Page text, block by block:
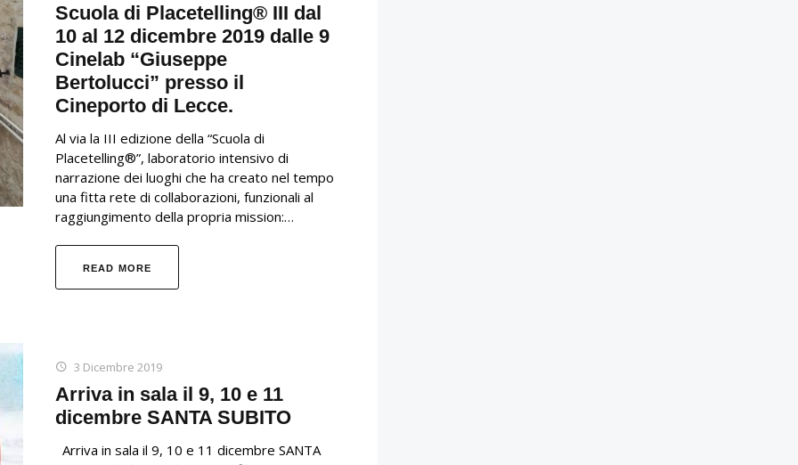
Scuola di Placetelling® III dal
10 al 12 dicembre 2019 dalle 9
Cinelab “Giuseppe
Bertolucci” presso il
Cineporto di Lecce.
Al via la III edizione della “Scuola di
Placetelling®”, laboratorio intensivo di
narrazione dei luoghi che ha creato nel tempo
una fitta rete di collaborazioni, funzionali al
raggiungimento della propria mission:…
READ MORE
3 Dicembre 2019
Arriva in sala il 9, 10 e 11
dicembre SANTA SUBITO
Arriva in sala il 9, 10 e 11 dicembre SANTA